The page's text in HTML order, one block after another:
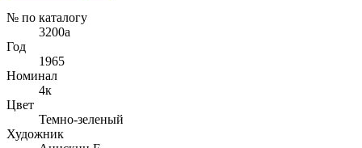
№ по каталогу
3200а
Год
1965
Номинал
4к
Цвет
Темно-зеленый
Художник